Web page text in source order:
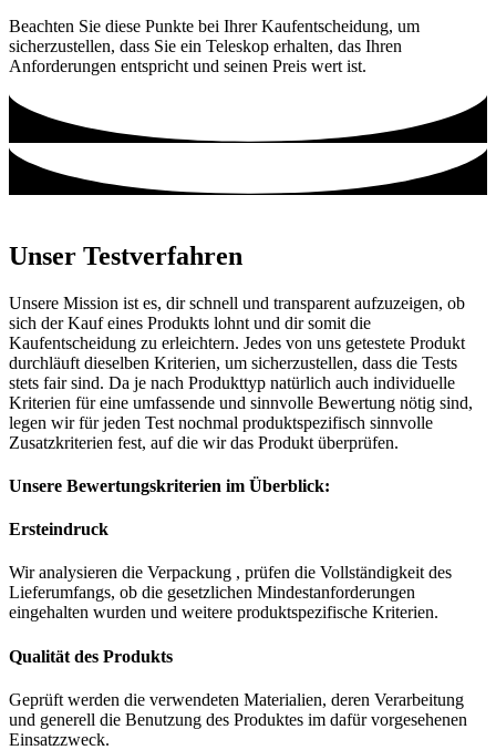
Beachten Sie diese Punkte bei Ihrer Kaufentscheidung, um
sicherzustellen, dass Sie ein Teleskop erhalten, das Ihren
Anforderungen entspricht und seinen Preis wert ist.
Unser Testverfahren
Unsere Mission ist es, dir schnell und transparent aufzuzeigen, ob
sich der Kauf eines Produkts lohnt und dir somit die
Kaufentscheidung zu erleichtern. Jedes von uns getestete Produkt
durchläuft dieselben Kriterien, um sicherzustellen, dass die Tests
stets fair sind. Da je nach Produkttyp natürlich auch individuelle
Kriterien für eine umfassende und sinnvolle Bewertung nötig sind,
legen wir für jeden Test nochmal produktspezifisch sinnvolle
Zusatzkriterien fest, auf die wir das Produkt überprüfen.
Unsere Bewertungskriterien im Überblick:
Ersteindruck
Wir analysieren die Verpackung , prüfen die Vollständigkeit des
Lieferumfangs, ob die gesetzlichen Mindestanforderungen
eingehalten wurden und weitere produktspezifische Kriterien.
Qualität des Produkts
Geprüft werden die verwendeten Materialien, deren Verarbeitung
und generell die Benutzung des Produktes im dafür vorgesehenen
Einsatzzweck.